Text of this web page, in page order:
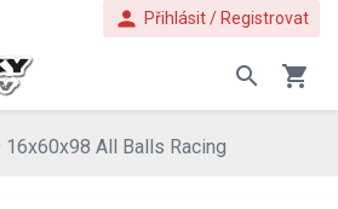
person Přihlásit / Registrovat
search shopping_cart
All Balls Racing